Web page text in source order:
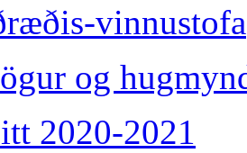
vinnustofa
og
2020-2021